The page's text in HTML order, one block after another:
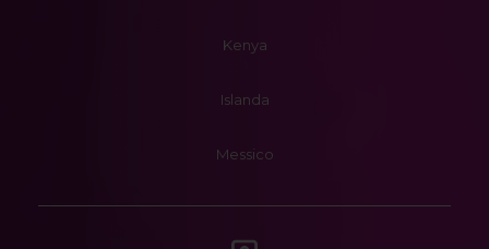
Kenya
Islanda
Messico